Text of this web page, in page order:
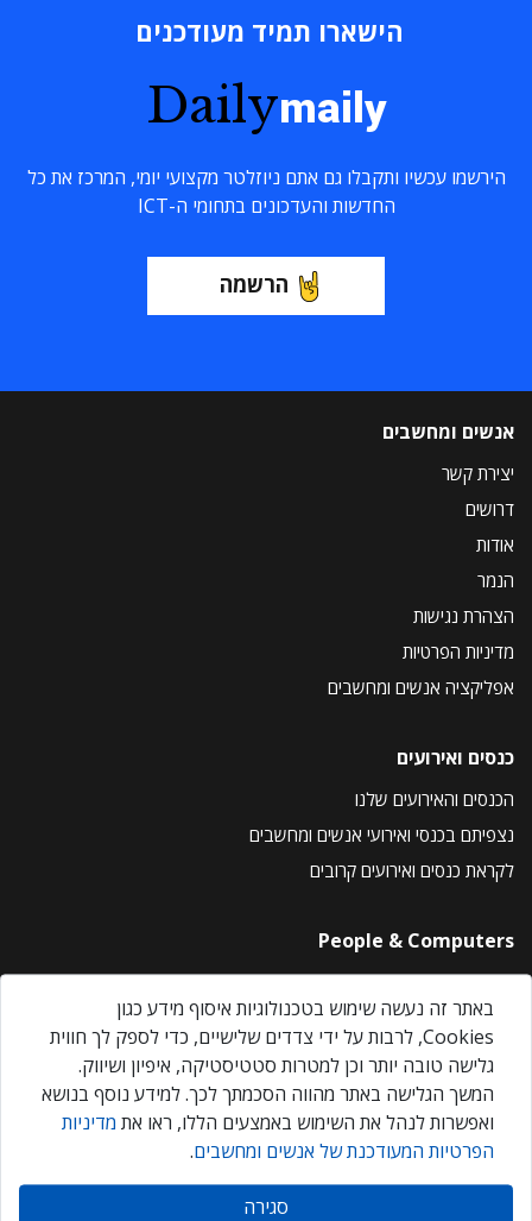
הישארו תמיד מעודכנים
Dailymaily
הירשמו עכשיו ותקבלו גם אתם ניוזלטר מקצועי יומי, המרכז את כל
החדשות והעדכונים בתחומי ה-ICT
הרשמה
אנשים ומחשבים
יצירת קשר
דרושים
אודות
הנמר
הצהרת נגישות
מדיניות הפרטיות
אפליקציה אנשים ומחשבים
כנסים ואירועים
הכנסים והאירועים שלנו
נצפיתם בכנסי ואירועי אנשים ומחשבים
לקראת כנסים ואירועים קרובים
People & Computers
About Us
Privacy Policy
Contact Us
Our Events
אנשים ומחשבים © 2026 – כל הזכויות שמורות
באתר זה נעשה שימוש בטכנולוגיות איסוף מידע כגון
Cookies, לרבות על ידי צדדים שלישיים, כדי לספק לך חווית
גלישה טובה יותר וכן למטרות סטטיסטיקה, איפיון ושיווק.
המשך הגלישה באתר מהווה הסכמתך לכך. למידע נוסף בנושא
ואפשרות לנהל את השימוש באמצעים הללו, ראו את מדיניות
הפרטיות המעודכנת של אנשים ומחשבים.
סגירה